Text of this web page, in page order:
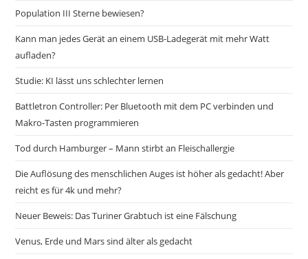
Population III Sterne bewiesen?
Kann man jedes Gerät an einem USB-Ladegerät mit mehr Watt
aufladen?
Studie: KI lässt uns schlechter lernen
Battletron Controller: Per Bluetooth mit dem PC verbinden und
Makro-Tasten programmieren
Tod durch Hamburger – Mann stirbt an Fleischallergie
Die Auflösung des menschlichen Auges ist höher als gedacht! Aber
reicht es für 4k und mehr?
Neuer Beweis: Das Turiner Grabtuch ist eine Fälschung
Venus, Erde und Mars sind älter als gedacht